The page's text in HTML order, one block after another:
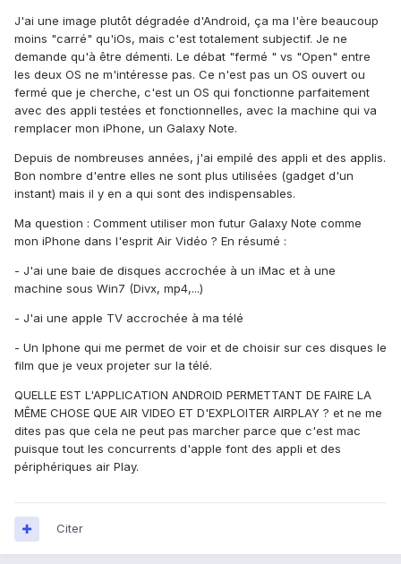
J'ai une image plutôt dégradée d'Android, ça ma l'ère beaucoup
moins "carré" qu'iOs, mais c'est totalement subjectif. Je ne
demande qu'à être démenti. Le débat "fermé " vs "Open" entre
les deux OS ne m'intéresse pas. Ce n'est pas un OS ouvert ou
fermé que je cherche, c'est un OS qui fonctionne parfaitement
avec des appli testées et fonctionnelles, avec la machine qui va
remplacer mon iPhone, un Galaxy Note.
Depuis de nombreuses années, j'ai empilé des appli et des applis.
Bon nombre d'entre elles ne sont plus utilisées (gadget d'un
instant) mais il y en a qui sont des indispensables.
Ma question : Comment utiliser mon futur Galaxy Note comme
mon iPhone dans l'esprit Air Vidéo ? En résumé :
- J'ai une baie de disques accrochée à un iMac et à une
machine sous Win7 (Divx, mp4,...)
- J'ai une apple TV accrochée à ma télé
- Un Iphone qui me permet de voir et de choisir sur ces disques le
film que je veux projeter sur la télé.
QUELLE EST L'APPLICATION ANDROID PERMETTANT DE FAIRE LA
MÊME CHOSE QUE AIR VIDEO ET D'EXPLOITER AIRPLAY ? et ne me
dites pas que cela ne peut pas marcher parce que c'est mac
puisque tout les concurrents d'apple font des appli et des
périphériques air Play.
Citer